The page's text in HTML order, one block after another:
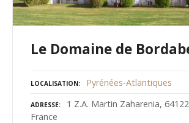
Le Domaine de
LOCALISATION Pyrénées-Atlantiques
ADRESSE
1 Z.A. Martin Zaharenia,
France